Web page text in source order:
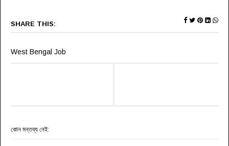
SHARE THIS:
West Bengal Job
কোন মন্তব্য নেই: